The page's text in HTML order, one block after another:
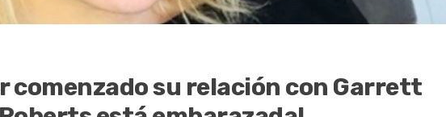
comenzado su relación con Garrett